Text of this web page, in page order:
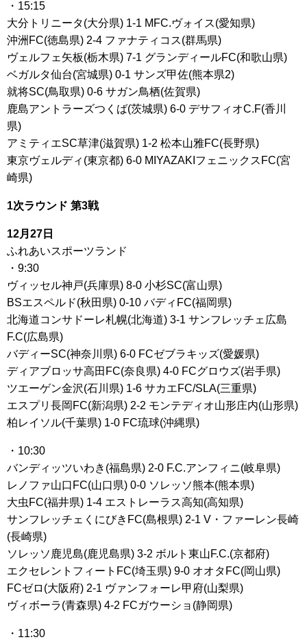
・15:15
大分トリニータ(大分県) 1-1 MFC.ヴォイス(愛知県)
沖洲FC(徳島県) 2-4 ファナティコス(群馬県)
ヴェルフェ矢板(栃木県) 7-1 グランディールFC(和歌山県)
ベガルタ仙台(宮城県) 0-1 サンズ甲佐(熊本県2)
就将SC(鳥取県) 0-6 サガン鳥栖(佐賀県)
鹿島アントラーズつくば(茨城県) 6-0 デサフィオC.F(香川
県)
アミティエSC草津(滋賀県) 1-2 松本山雅FC(長野県)
東京ヴェルディ(東京都) 6-0 MIYAZAKIフェニックスFC(宮
崎県)
1次ラウンド 第3戦
12月27日
ふれあいスポーツランド
・9:30
ヴィッセル神戸(兵庫県) 8-0 小杉SC(富山県)
BSエスペルド(秋田県) 0-10 バディFC(福岡県)
北海道コンサドーレ札幌(北海道) 3-1 サンフレッチェ広島
F.C(広島県)
バディーSC(神奈川県) 6-0 FCゼブラキッズ(愛媛県)
ディアブロッサ高田FC(奈良県) 4-0 FCグロウズ(岩手県)
ツエーゲン金沢(石川県) 1-6 サカエFC/SLA(三重県)
エスプリ長岡FC(新潟県) 2-2 モンテディオ山形庄内(山形県)
柏レイソル(千葉県) 1-0 FC琉球(沖縄県)
・10:30
バンディッツいわき(福島県) 2-0 F.C.アンフィニ(岐阜県)
レノファ山口FC(山口県) 0-0 ソレッソ熊本(熊本県)
大虫FC(福井県) 1-4 エストレーラス高知(高知県)
サンフレッチェくにびきFC(島根県) 2-1 V・ファーレン長崎
(長崎県)
ソレッソ鹿児島(鹿児島県) 3-2 ボルト東山F.C.(京都府)
エクセレントフィートFC(埼玉県) 9-0 オオタFC(岡山県)
FCゼロ(大阪府) 2-1 ヴァンフォーレ甲府(山梨県)
ヴィボーラ(青森県) 4-2 FCガウーショ(静岡県)
・11:30